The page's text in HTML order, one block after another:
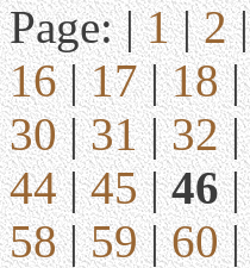
Page: |1|2
16|17|18
30|31|32
44|45|46
58|59|60